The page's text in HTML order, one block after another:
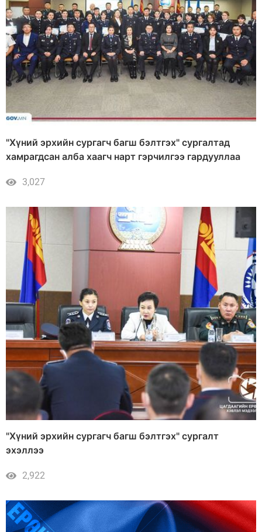
"Хүний эрхийн сургагч багш бэлтгэх" сургалтад
хамрагдсан алба хаагч нарт гэрчилгээ гардууллаа
3,027
"Хүний эрхийн сургагч багш бэлтгэх" сургалт
эхэллээ
2,922